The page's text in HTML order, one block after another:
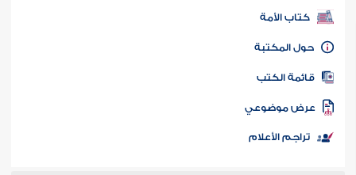
كتب PDF
كتاب الأمة
المكتبة
الكتب
موضوعي